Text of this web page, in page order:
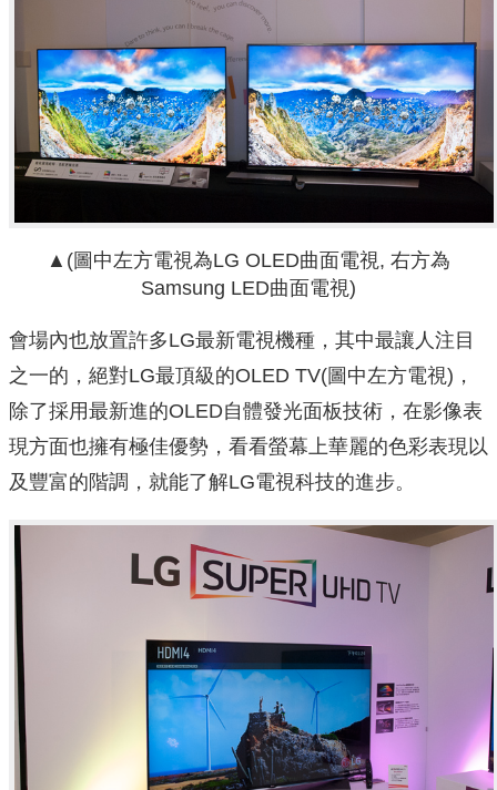
▲(圖中左方電視為LG OLED曲面電視, 右方為
Samsung LED曲面電視)
會場內也放置許多LG最新電視機種，其中最讓人注目
之一的，絕對LG最頂級的OLED TV(圖中左方電視)，
除了採用最新進的OLED自體發光面板技術，在影像表
現方面也擁有極佳優勢，看看螢幕上華麗的色彩表現以
及豐富的階調，就能了解LG電視科技的進步。